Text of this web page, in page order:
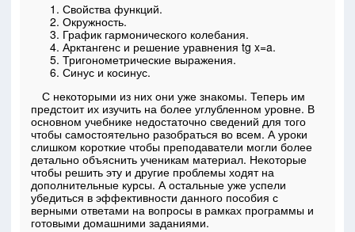
Свойства функций.
Окружность.
График гармонического колебания.
Арктангенс и решение уравнения tg x=a.
Тригонометрические выражения.
Синус и косинус.
С некоторыми из них они уже знакомы. Теперь им
предстоит их изучить на более углубленном уровне. В
основном учебнике недостаточно сведений для того
чтобы самостоятельно разобраться во всем. А уроки
слишком короткие чтобы преподаватели могли более
детально объяснить ученикам материал. Некоторые
чтобы решить эту и другие проблемы ходят на
дополнительные курсы. А остальные уже успели
убедиться в эффективности данного пособия с
верными ответами на вопросы в рамках программы и
готовыми домашними заданиями.